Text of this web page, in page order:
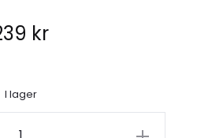
kr
I lager